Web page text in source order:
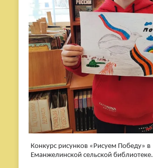
Конкурс рисунков «Рисуем Победу» в
Еманжелинской сельской библиотеке.